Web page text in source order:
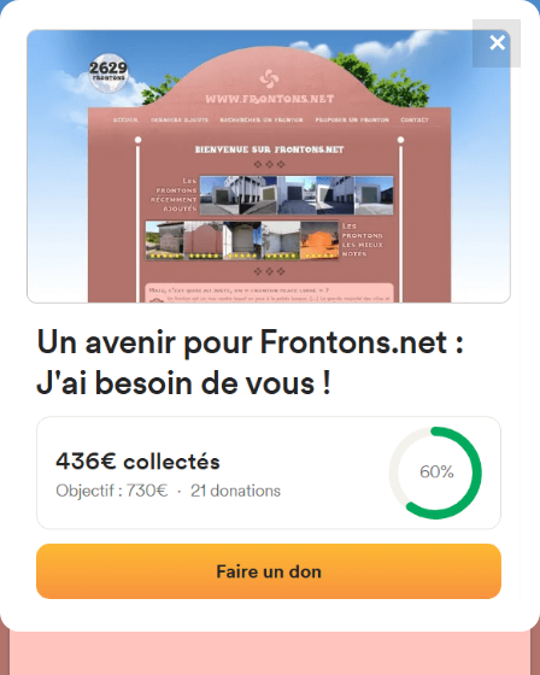
FRONTONS.NET
RECHERCHER UN FRONTON
PROPOSER UN FRONTON
4867
frontons
20305 Irun, Gipuzkoa Espagne
Jose Maria Franco Kalea 6
Photos Commentaires et avis
✕